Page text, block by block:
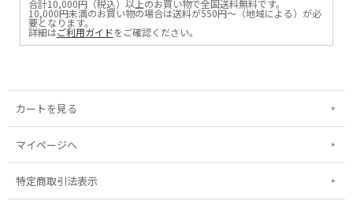
合計10,000円（税込）以上のお買い物で全国送料無料です。
10,000円未満のお買い物の場合は送料が550円～（地域による）が必
要となります。
詳細はご利用ガイドをご確認ください。
カートを見る
マイページへ
特定商取引法表示